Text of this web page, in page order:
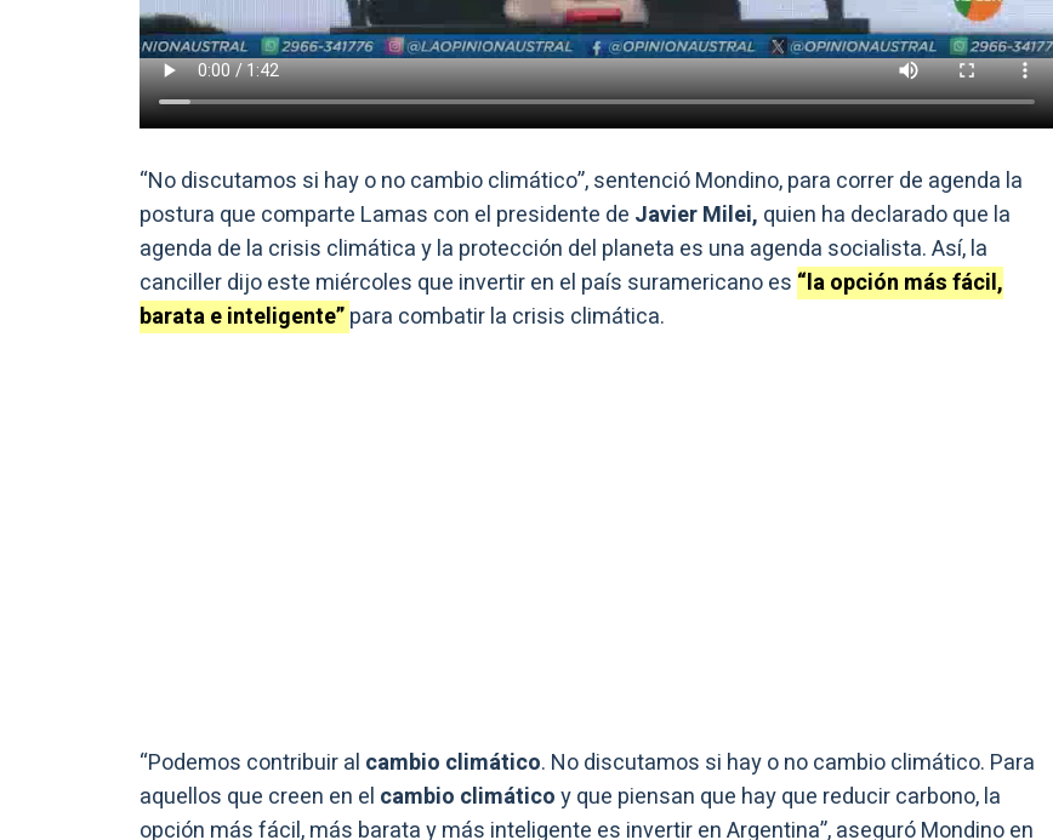
“No discutamos si hay o no cambio climático”, sentenció Mondino, para correr de agenda la
postura que comparte Lamas con el presidente de Javier Milei, quien ha declarado que la
agenda de la crisis climática y la protección del planeta es una agenda socialista. Así, la
canciller dijo este miércoles que invertir en el país suramericano es “la opción más fácil,
barata e inteligente”para combatir la crisis climática.
“Podemos contribuir al cambio climático. No discutamos si hay o no cambio climático. Para
aquellos que creen en el cambio climáticoy que piensan que hay que reducir carbono, la
opción más fácil, más barata y más inteligente es invertir en Argentina”, aseguró Mondino en